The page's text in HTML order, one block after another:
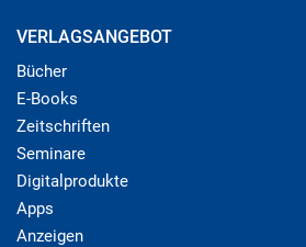
VERLAGSANGEBOT
Bücher
E-Books
Zeitschriften
Seminare
Digitalprodukte
Apps
Anzeigen